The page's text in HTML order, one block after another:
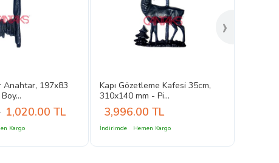
Anahtar, 197x83
1,020.00 TL
Kargo
Kapı Gözetleme Kafesi 35cm,
310x140 mm - Pi...
3,996.00 TL
İndirimde Hemen Kargo
›